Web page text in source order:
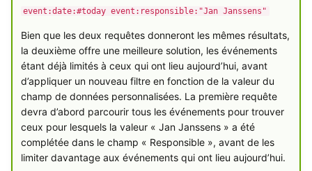
event:date:#today event:responsible:"Jan Janssens"
Bien que les deux requêtes donneront les mêmes résultats,
la deuxième offre une meilleure solution, les événements
étant déjà limités à ceux qui ont lieu aujourd’hui, avant
d’appliquer un nouveau filtre en fonction de la valeur du
champ de données personnalisées. La première requête
devra d’abord parcourir tous les événements pour trouver
ceux pour lesquels la valeur « Jan Janssens » a été
complétée dans le champ « Responsible », avant de les
limiter davantage aux événements qui ont lieu aujourd’hui.